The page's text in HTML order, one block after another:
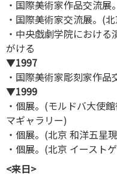
・国際美術家作品交流
・国際美術家交流展。(
・中央戯劇学院におけ
がける
▼1997
・国際美術家彫刻家作
▼1999
・個展。(モルドバ大使
マギャラリー)
・個展。(北京 和洋五星
・個展。(北京 イースト
<来日>